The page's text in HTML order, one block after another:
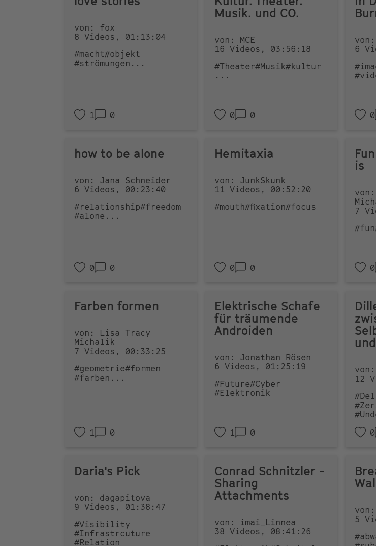
von: fox
8 Videos, 01:13:04
#macht#objekt
#strömungen ...
1 0
Musik. und CO.
von: MCE
16 Videos, 03:56:18
#Theater#Musik#kultur
...
0 0
6
0
how to be alone
von: Jana Schneider
6 Videos, 00:23:40
#relationship#freedom
#alone ...
0 0
Hemitaxia
von: JunkSkunk
11 Videos, 00:52:20
#mouth#fixation#focus
0 0
is
7
#fun
0
Farben formen
von: Lisa Tracy
Michalik
7 Videos, 00:33:25
#geometrie#formen
#farben ...
1 0
Elektrische Schafe
für träumende
Androiden
von: Jonathan Rösen
6 Videos, 01:25:19
#Future#Cyber
#Elektronik
1 0
12
0
Daria's Pick
von: dagapitova
9 Videos, 01:38:47
#Visibility
#Infrastrcuture
#Relation
Conrad Schnitzler -
Sharing
Attachments
von: imai_Linnea
38 Videos, 08:41:26
von:
5